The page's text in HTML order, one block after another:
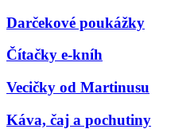
Darčekové poukážky
Čítačky e-kníh
Vecičky od Martinusu
Káva, čaj a pochutiny